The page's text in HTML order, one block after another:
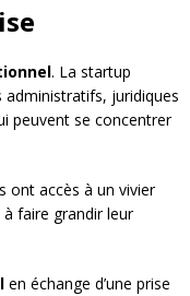
. La startup
administratifs, juridiques
peuvent se concentrer
ont accès à un vivier
faire grandir leur
en échange d’une prise